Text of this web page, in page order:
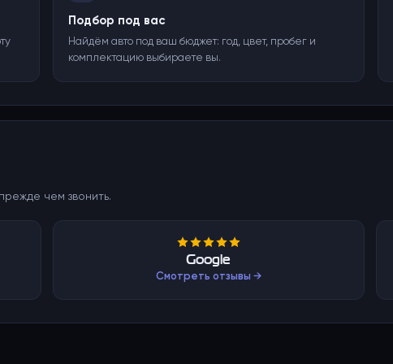
Подбор под вас
Найдём авто под ваш бюджет: год, цвет, пробег и
комплектацию выбираете вы.
чем звонить.
Google
Смотреть отзывы →